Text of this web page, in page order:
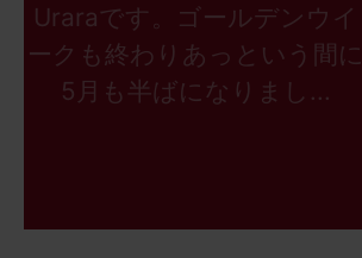
Uraraです。ゴールデンウイ
ークも終わりあっという間に
5月も半ばになりまし...